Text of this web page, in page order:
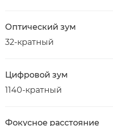
Оптический зум
32-кратный
Цифровой зум
1140-кратный
Фокусное расстояние